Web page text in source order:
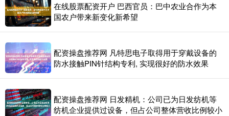
在线股票配资开户 巴西官员：巴中农业合作为本
国农户带来新变化新希望
配资操盘推荐网 凡特思电子取得用于穿戴设备的
防水接触PIN针结构专利, 实现很好的防水效果
配资操盘推荐网 日发精机：公司已为日发纺机等
纺机企业提供过设备，但占公司整体营收比例较小